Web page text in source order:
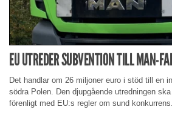
EU UTREDER SUBVENTION TILL MAN-
Det handlar om 26 miljoner euro i stöd till en
södra Polen. Den djupgående utredningen
förenligt med EU:s regler om sund konkurrens.